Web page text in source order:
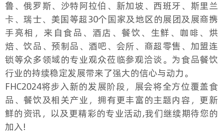
鲁、俄罗斯、沙特阿拉伯、新加坡、西班牙、斯里兰
卡、瑞士、美国等超30个国家及地区的展团及展商携
手亮相，来自食品、酒店、餐饮、生鲜、咖啡、烘
焙、饮品、预制品、酒吧、会所、商超零售、加盟连
锁等众多领域的专业观众莅临参观洽谈。为食品餐饮
行业的持续稳定发展带来了强大的信心与动力。
FHC2024将步入新的发展阶段，展会将全方位覆盖食
品、餐饮及相关产业，拥有更丰富的主题内容，更新
鲜的资讯，以及更精彩的专业活动,我们继续期待您的
加入!